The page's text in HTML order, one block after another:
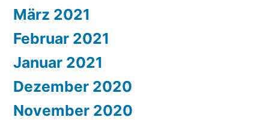
März 2021
Februar 2021
Januar 2021
Dezember 2020
November 2020